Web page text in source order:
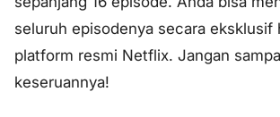
seluruh episodenya secara eksklusif
platform resmi Netflix. Jangan
keseruannya!